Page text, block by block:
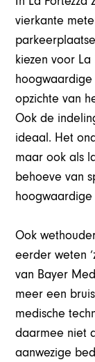
vierkante
kiezen voor
opzichte van
Ook de
ideaal. Het
maar ook als
behoeve van
hoogwaardige
Ook
eerder weten
van Bayer
meer een
medische
daarmee niet
aanwezige